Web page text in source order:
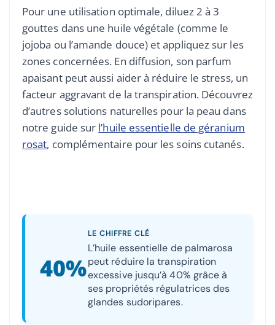
Pour une utilisation optimale, diluez 2 à 3
gouttes dans une huile végétale (comme le
jojoba ou l’amande douce) et appliquez sur les
zones concernées. En diffusion, son parfum
apaisant peut aussi aider à réduire le stress, un
facteur aggravant de la transpiration. Découvrez
d’autres solutions naturelles pour la peau dans
notre guide sur l’huile essentielle de géranium
rosat, complémentaire pour les soins cutanés.
40%
LE CHIFFRE CLÉ
L’huile essentielle de palmarosa
peut réduire la transpiration
excessive jusqu’à 40% grâce à
ses propriétés régulatrices des
glandes sudoripares.